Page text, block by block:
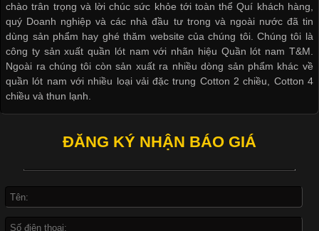
cầu
Khám Phá Áo Phông Trang Phục Phổ Biến Nhất Hiện Nay
Áo phông là một trong những trang phục phổ biến nhất trong
Không chỉ xuất hiện trong thời trang thường ngày, áo phông còn
được ứng dụng rộng rãi trong ngành sản xuất may mặc, đặc
biệt là các sản phẩm từ vải thun. Hiện nay,
chào trân trọng và lời chúc sức khỏe tới toàn thể Quí khách hàng,
quý Doanh nghiệp và các nhà đầu tư trong và ngoài nước đã tin
dùng sản phẩm hay ghé thăm website của chúng tôi. Chúng tôi là
công ty sản xuất quần lót nam với nhãn hiệu Quần lót nam T&M.
Ngoài ra chúng tôi còn sản xuất ra nhiều dòng sản phẩm khác về
quần lót nam với nhiều loại vải đặc trung Cotton 2 chiều, Cotton 4
chiều và thun lạnh.
ĐĂNG KÝ NHẬN BÁO GIÁ